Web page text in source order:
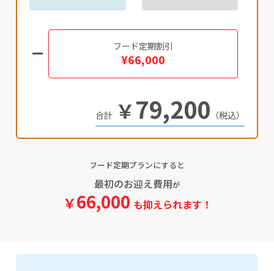
フード定期割引
¥66,000
￥79,200 （税込）
フード定期プランにすると
最初のお迎え費用が
￥66,000 も抑えられます！